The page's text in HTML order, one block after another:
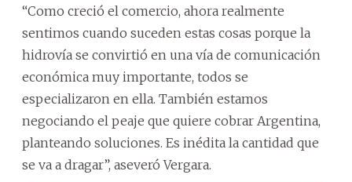
“Como creció el comercio, ahora realmente
sentimos cuando suceden estas cosas porque la
hidrovía se convirtió en una vía de comunicación
económica muy importante, todos se
especializaron en ella. También estamos
negociando el peaje que quiere cobrar Argentina,
planteando soluciones. Es inédita la cantidad que
se va a dragar”, aseveró Vergara.